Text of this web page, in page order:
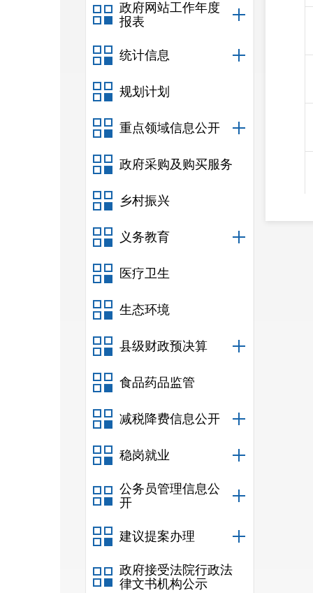
政府网站工作年度
报表
统计信息
规划计划
重点领域信息公开
政府采购及购买服务
乡村振兴
义务教育
医疗卫生
生态环境
县级财政预决算
食品药品监管
减税降费信息公开
稳岗就业
公务员管理信息公
开
建议提案办理
政府接受法院行政法
律文书机构公示